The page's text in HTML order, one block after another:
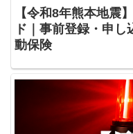
【令和8年熊本地震
ド｜事前登録・申
動保険